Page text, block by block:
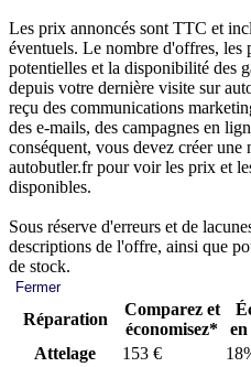
Les prix annoncés sont TTC et
éventuels. Le nombre d'offres, les
potentielles et la disponibilité des
depuis votre dernière visite sur
reçu des communications
des e-mails, des campagnes en
conséquent, vous devez créer
autobutler.fr pour voir les prix et
disponibles.
Sous réserve d'erreurs et de
descriptions de l'offre, ainsi que
de stock.
Fermer
Réparation
Comparez et
économisez*
Attelage
153 €